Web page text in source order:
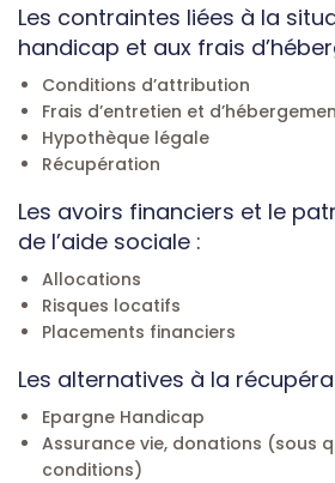
Les contraintes liées à la
handicap et aux frais
Conditions d’attribution
Frais d’entretien et
Hypothèque légale
Récupération
Les avoirs financiers et le
de l’aide sociale :
Allocations
Risques locatifs
Placements financiers
Les alternatives à la
Epargne Handicap
Assurance vie, donations (sous
conditions)